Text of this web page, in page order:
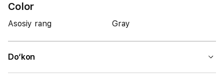
Color
Asosiy rang Gray
Do‘kon